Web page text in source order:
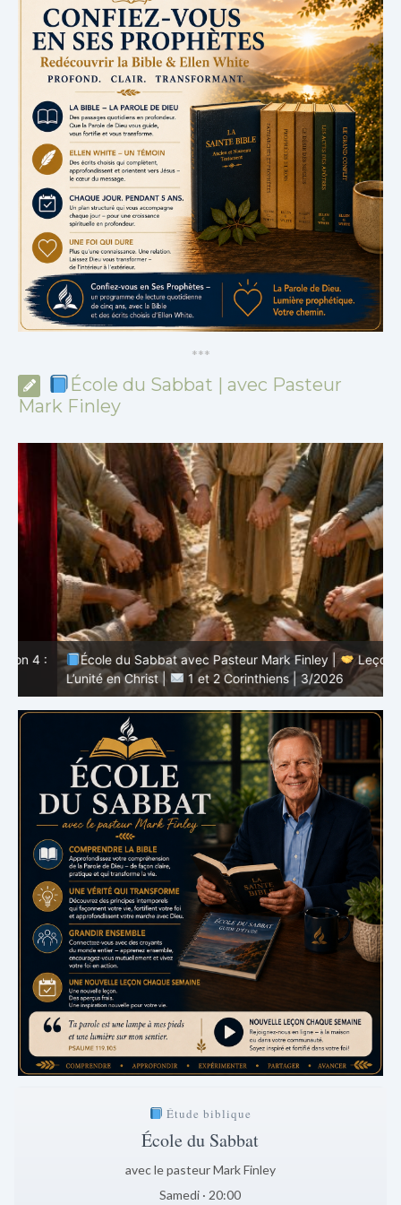
***
École du Sabbat | avec Pasteur
Mark Finley
École du Sabbat avec Pasteur Mark Finley |
Leçon 3 :
L’unité en Christ |
1 et 2 Corinthiens | 3/2026
Étude biblique
École du Sabbat
avec le pasteur Mark Finley
Samedi · 20:00